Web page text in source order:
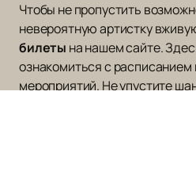
Чтобы не пропустить
невероятную артистку
билеты на нашем сайте.
ознакомиться с
мероприятий. Не упустите